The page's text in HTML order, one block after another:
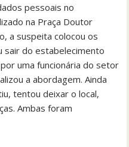
pessoais no
na Praça Doutor
a suspeita colocou os
sair do estabelecimento
uma funcionária do setor
a abordagem. Ainda
tentou deixar o local,
Ambas foram